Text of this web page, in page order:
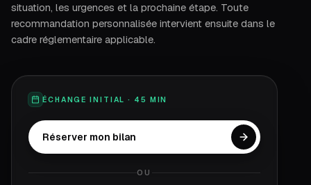
situation, les urgences et la prochaine étape. Toute
recommandation personnalisée intervient ensuite dans le
cadre réglementaire applicable.
ÉCHANGE INITIAL · 45 MIN
Réserver mon bilan
OU